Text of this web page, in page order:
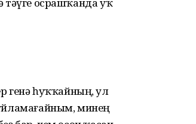
генә һуҡҡайның, ул
минең